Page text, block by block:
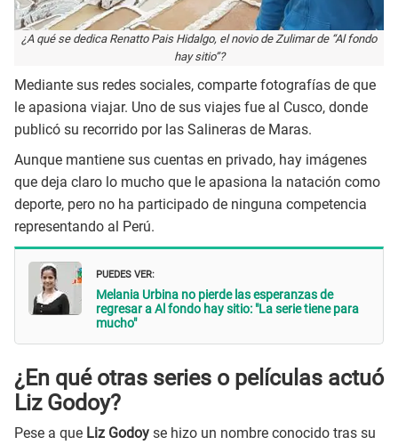
¿A qué se dedica Renatto Pais Hidalgo, el novio de Zulimar de “Al fondo
hay sitio”?
Mediante sus redes sociales, comparte fotografías de que
le apasiona viajar. Uno de sus viajes fue al Cusco, donde
publicó su recorrido por las Salineras de Maras.
Aunque mantiene sus cuentas en privado, hay imágenes
que deja claro lo mucho que le apasiona la natación como
deporte, pero no ha participado de ninguna competencia
representando al Perú.
PUEDES VER:
Melania Urbina no pierde las esperanzas de
regresar a Al fondo hay sitio: "La serie tiene para
mucho"
¿En qué otras series o películas actuó
Liz Godoy?
Pese a que Liz Godoy se hizo un nombre conocido tras su